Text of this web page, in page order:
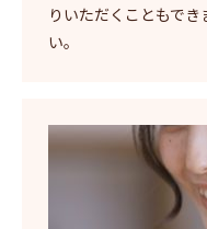
りいただくこともで
い。